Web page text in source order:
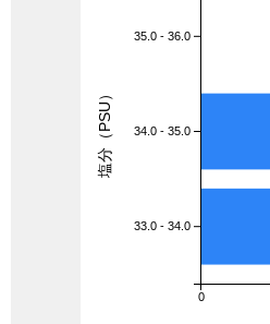
0
35.0 - 36.0
34.0 - 35.0
33.0 - 34.0
塩分（PSU）